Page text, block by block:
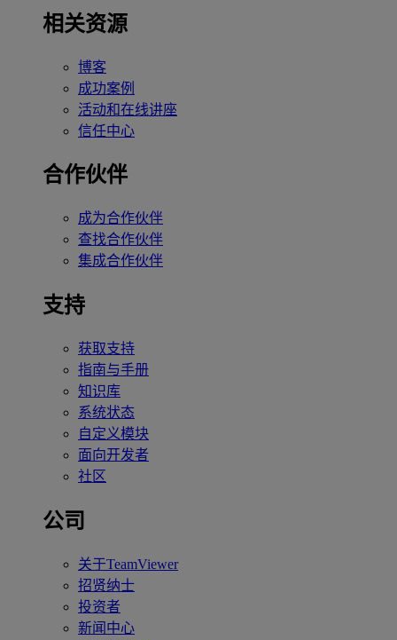
相关资源
博客
成功案例
活动和在线讲座
信任中心
合作伙伴
成为合作伙伴
查找合作伙伴
集成合作伙伴
支持
获取支持
指南与手册
知识库
系统状态
自定义模块
面向开发者
社区
公司
关于TeamViewer
招贤纳士
投资者
新闻中心